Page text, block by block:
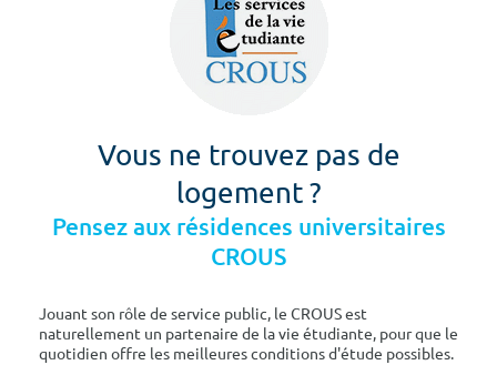
Vous ne trouvez pas de
logement ?
Pensez aux résidences universitaires
CROUS
Jouant son rôle de service public, le CROUS est
naturellement un partenaire de la vie étudiante, pour que le
quotidien offre les meilleures conditions d'étude possibles.